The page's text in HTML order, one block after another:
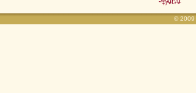
© 2009